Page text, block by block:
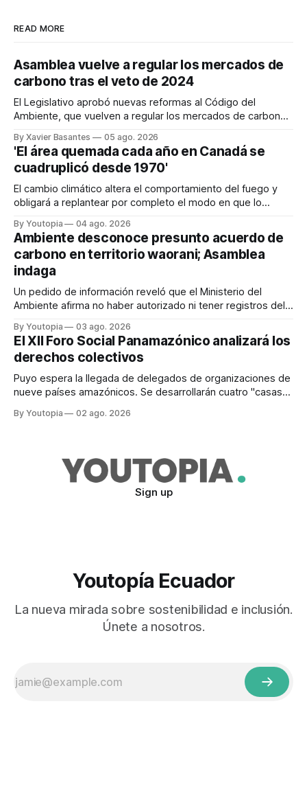
READ MORE
Asamblea vuelve a regular los mercados de
carbono tras el veto de 2024
El Legislativo aprobó nuevas reformas al Código del
Ambiente, que vuelven a regular los mercados de carbono,
By Xavier Basantes 05 ago. 2026
'El área quemada cada año en Canadá se
cuadruplicó desde 1970'
El cambio climático altera el comportamiento del fuego y
obligará a replantear por completo el modo en que lo
By Youtopia 04 ago. 2026
Ambiente desconoce presunto acuerdo de
carbono en territorio waorani; Asamblea
indaga
Un pedido de información reveló que el Ministerio del
Ambiente afirma no haber autorizado ni tener registros del
By Youtopia 03 ago. 2026
El XII Foro Social Panamazónico analizará los
derechos colectivos
Puyo espera la llegada de delegados de organizaciones de
nueve países amazónicos. Se desarrollarán cuatro "casas
By Youtopia 02 ago. 2026
Sign up
Youtopía Ecuador
La nueva mirada sobre sostenibilidad e inclusión.
Únete a nosotros.